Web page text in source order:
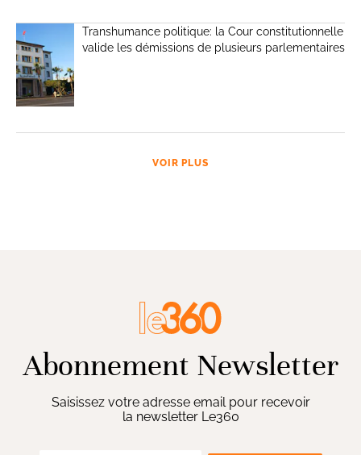
Transhumance politique: la Cour constitutionnelle
valide les démissions de plusieurs parlementaires
VOIR PLUS
Abonnement Newsletter
Saisissez votre adresse email pour recevoir
la newsletter Le360